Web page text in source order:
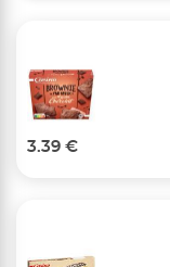
3.39 €